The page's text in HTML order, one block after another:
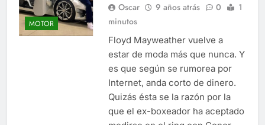
MOTOR
Oscar 9 años atrás 0
1
minutos
Floyd Mayweather vuelve a
estar de moda más que nunca. Y
es que según se rumorea por
Internet, anda corto de dinero.
Quizás ésta se la razón por la
que el ex-boxeador ha aceptado